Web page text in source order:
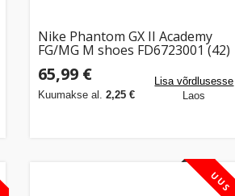
Nike Phantom GX II Academy
FG/MG M shoes FD6723001 (42)
65,99 €
Kuumakse al. 2,25 €
Lisa võrdlusesse
Laos
UUS